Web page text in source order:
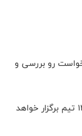
رو بررسی و
به این ترتیب با بازگشت ذوب آهن، لیگ برتر با ۱۲ تیم برگزار خواهد